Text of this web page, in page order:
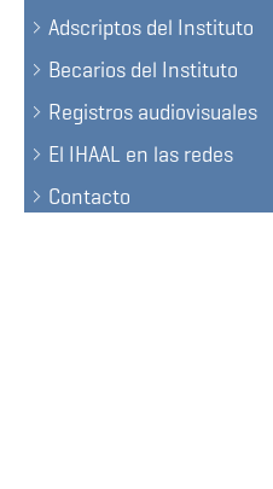
Adscriptos del Instituto
Becarios del Instituto
Registros audiovisuales
El IHAAL en las redes
Contacto